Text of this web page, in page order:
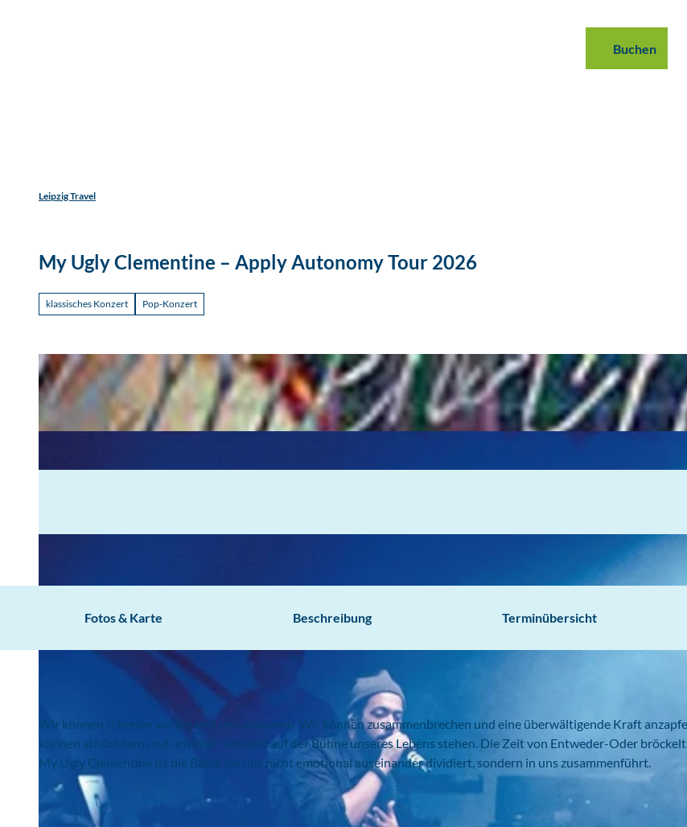
Buchen
Leipzig Travel
My Ugly Clementine – Apply Autonomy Tour 2026
klassisches Konzert Pop-Konzert
Fotos & Karte Beschreibung Terminübersicht
Wir können schreien wollen und uns umarmen. Wir können zusammenbrechen und eine überwältigende Kraft
können schüchtern und unsicher sein und auf der Bühne unseres Lebens stehen. Die Zeit von Entweder-Oder
My Ugly Clementine ist die Band, die uns nicht emotional auseinander dividiert, sondern in uns zusammenführt.